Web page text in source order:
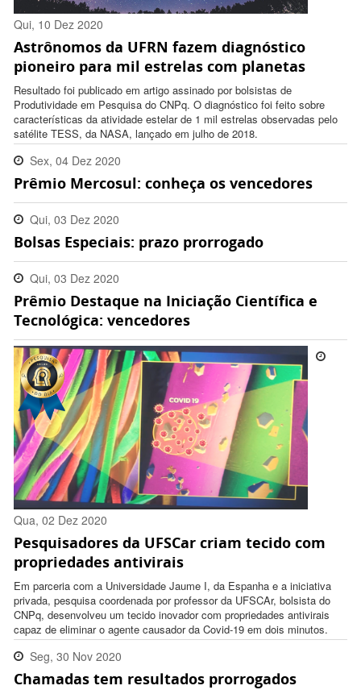
Qui, 10 Dez 2020
14:40:00 -0300
Astrônomos da UFRN fazem diagnóstico
pioneiro para mil estrelas com planetas
Resultado foi publicado em artigo assinado por bolsistas de
Produtividade em Pesquisa do CNPq. O diagnóstico foi feito sobre
características da atividade estelar de 1 mil estrelas observadas pelo
satélite TESS, da NASA, lançado em julho de 2018.
Sex, 04 Dez 2020
12:05:00 -0300
Prêmio Mercosul: conheça os vencedores
Qui, 03 Dez 2020
12:42:00 -0300
Bolsas Especiais: prazo prorrogado
Qui, 03 Dez 2020
12:11:00 -0300
Prêmio Destaque na Iniciação Científica e
Tecnológica: vencedores
Qua, 02 Dez 2020
15:49:00 -0300
Pesquisadores da UFSCar criam tecido com
propriedades antivirais
Em parceria com a Universidade Jaume I, da Espanha e a iniciativa
privada, pesquisa coordenada por professor da UFSCAr, bolsista do
CNPq, desenvolveu um tecido inovador com propriedades antivirais
capaz de eliminar o agente causador da Covid-19 em dois minutos.
Seg, 30 Nov 2020
17:25:00 -0300
Chamadas tem resultados prorrogados